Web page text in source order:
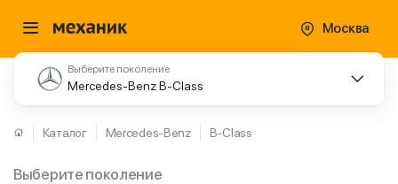
Москва
Выберите поколение
Mercedes-Benz B-Class
Каталог Mercedes-Benz B-Class
Выберите поколение